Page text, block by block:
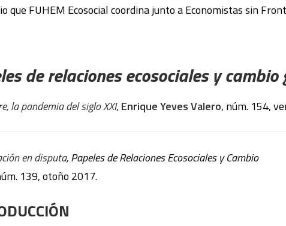
que FUHEM Ecosocial coordina junto a Economistas sin
de relaciones ecosociales y
la pandemia del siglo XXI, Enrique Yeves Valero, núm. 154,
en disputa, Papeles de Relaciones Ecosociales y Cambio
139, otoño 2017.